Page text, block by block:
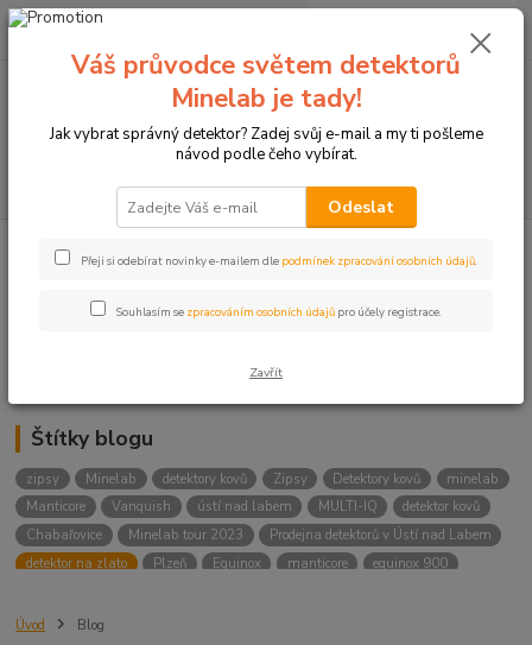
+420774877333
0 Kč
Kategorie blogu
Detektory
Štítky blogu
zipsy Minelab detektory kovů Zipsy Detektory kovů
minelab
Manticore
Vanquish ústí nad labem MULTI-IQ
detektor kovů
Chabařovice
Minelab tour 2023
Prodejna detektorů v Ústí nad Labem
detektor na zlato
Plzeň Equinox manticore
equinox 900
Sraz detektorářů
Úvod Blog
Váš průvodce světem detektorů
Minelab je tady!
Jak vybrat správný detektor? Zadej svůj e-mail a my ti pošleme
návod podle čeho vybírat.
Odeslat
Přeji si odebírat novinky e-mailem dle podmínek zpracování osobních údajů.
Souhlasím se zpracováním osobních údajů pro účely registrace.
Zavřít